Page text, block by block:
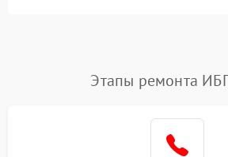
Этапы ремонта